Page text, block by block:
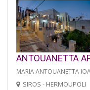
ANTOUANETTA
MARIA ANTOUANETTA
SIROS - HERMOUPOLI